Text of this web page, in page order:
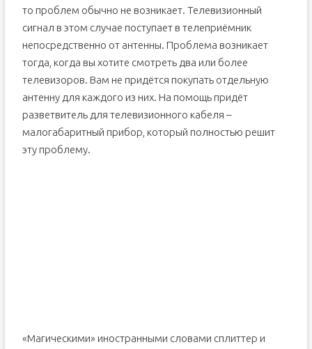
Сумматоры (диплексоры)
Активный или пассивный?
Как работают делители
Что такое делитель для антенны
Делители (сплиттеры)
Ответвители
Сумматоры (диплексоры)
то проблем обычно не возникает. Телевизионный
сигнал в этом случае поступает в телеприёмник
непосредственно от антенны. Проблема возникает
тогда, когда вы хотите смотреть два или более
телевизоров. Вам не придётся покупать отдельную
антенну для каждого из них. На помощь придёт
разветвитель для телевизионного кабеля –
малогабаритный прибор, который полностью решит
эту проблему.
«Магическими» иностранными словами сплиттер и